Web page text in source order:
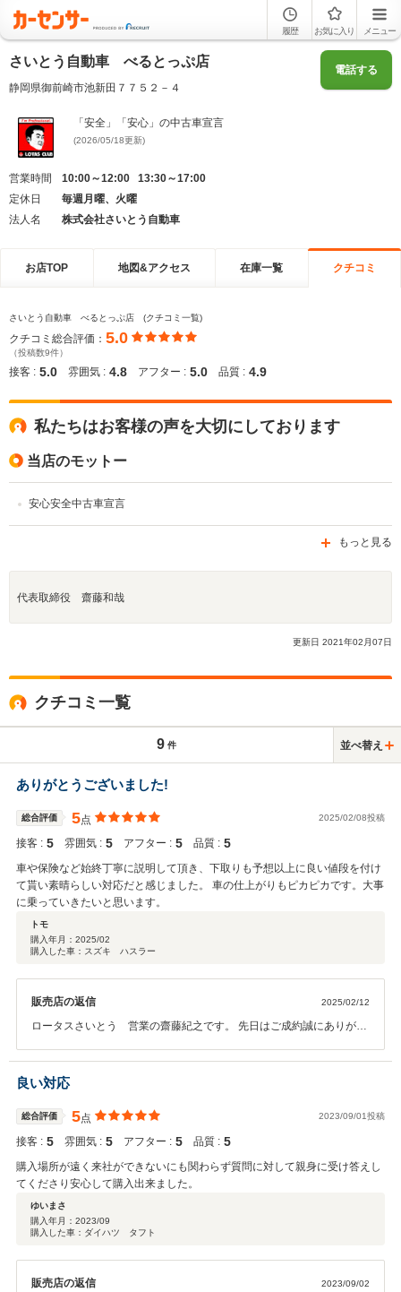
履歴 お気に入り メニュー
さいとう自動車 べるとっぷ店
静岡県御前崎市池新田７７５２－４
電話する
「安全」「安心」の中古車宣言
(2026/05/18更新)
営業時間
10:00～12:00 13:30～17:00
定休日
毎週月曜、火曜
法人名
株式会社さいとう自動車
お店TOP 地図&アクセス 在庫一覧 クチコミ
さいとう自動車 べるとっぷ店 (クチコミ一覧)
クチコミ総合評価： 5.0
（投稿数9件）
接客 : 5.0 雰囲気 : 4.8 アフター : 5.0 品質 : 4.9
私たちはお客様の声を大切にしております
当店のモットー
安心安全中古車宣言
もっと見る
代表取締役 齋藤和哉
更新日 2021年02 月07日
クチコミ一覧
9 件 並べ替え
ありがとうございました!
総合評価 5点 2025/02/08投稿
接客 : 5 雰囲気 : 5 アフター : 5 品質 : 5
車や保険など始終丁寧に説明して頂き、下取りも予想以上に良い値段を付け
て貰い素晴らしい対応だと感じました。 車の仕上がりもピカピカです。大事
に乗っていきたいと思います。
トモ
購入年月： 2025/02
購入した車：スズキ ハスラー
販売店の返信 2025/02/12
ロータスさいとう 営業の齋藤紀之です。 先日はご成約誠にありがと
す。 本当にうれしく、励みになります。 今後もご期待以上の対応がで
きるよう、日々努力していきます。 また、御困りの際にはどんな些細
お取引よろしくお願いします。
良い対応
総合評価 5点 2023/09/01投稿
接客 : 5 雰囲気 : 5 アフター : 5 品質 : 5
購入場所が遠く来社ができないにも関わらず質問に対して親身に受け答えし
てくださり安心して購入出来ました。
ゆいまさ
購入年月： 2023/09
購入した車：ダイハツ タフト
販売店の返信 2023/09/02